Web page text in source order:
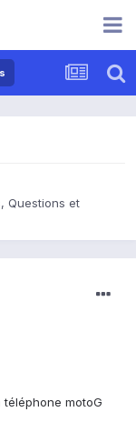
Questions et
motoG